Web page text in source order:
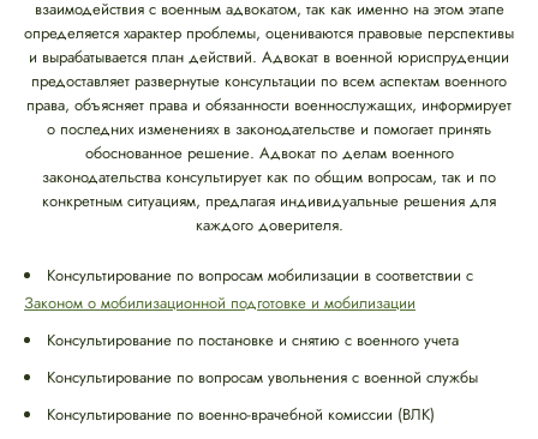
взаимодействия с военным адвокатом, так как именно на этом этапе
определяется характер проблемы, оцениваются правовые перспективы
и вырабатывается план действий. Адвокат в военной юриспруденции
предоставляет развернутые консультации по всем аспектам военного
права, объясняет права и обязанности военнослужащих, информирует
о последних изменениях в законодательстве и помогает принять
обоснованное решение. Адвокат по делам военного
законодательства консультирует как по общим вопросам, так и по
конкретным ситуациям, предлагая индивидуальные решения для
каждого доверителя.
Консультирование по вопросам мобилизации в соответствии с
Законом о мобилизационной подготовке и мобилизации
Консультирование по постановке и снятию с военного учета
Консультирование по вопросам увольнения с военной службы
Консультирование по военно-врачебной комиссии (ВЛК)